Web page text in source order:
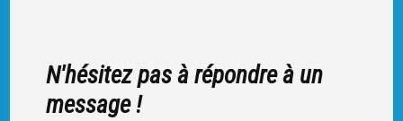
N'hésitez pas à répondre à un
message !